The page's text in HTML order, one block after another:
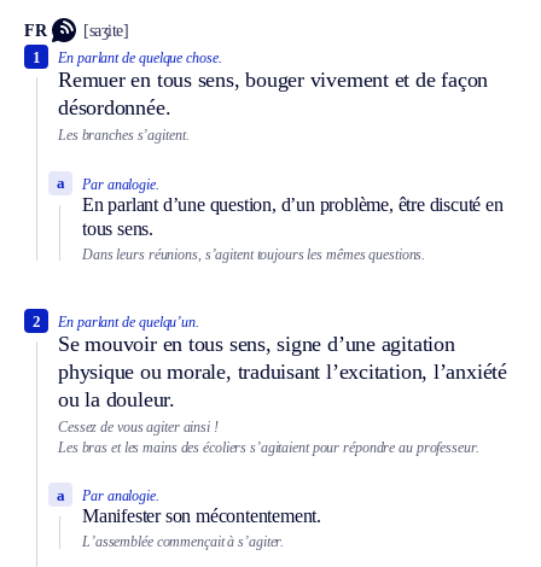
FR [saʒite]
En parlant de quelque chose.
Remuer en tous sens, bouger vivement et de façon
désordonnée.
1
Les branches s’agitent.
Par analogie.
En parlant d’une question, d’un problème, être discuté en
tous sens.
a
Dans leurs réunions, s’agitent toujours les mêmes questions.
En parlant de quelqu’un.
Se mouvoir en tous sens, signe d’une agitation
physique ou morale, traduisant l’excitation, l’anxiété
ou la douleur.
2
Cessez de vous agiter ainsi !
Les bras et les mains des écoliers s’agitaient pour répondre au professeur.
Par analogie.
Manifester son mécontentement.
a
L’assemblée commençait à s’agiter.